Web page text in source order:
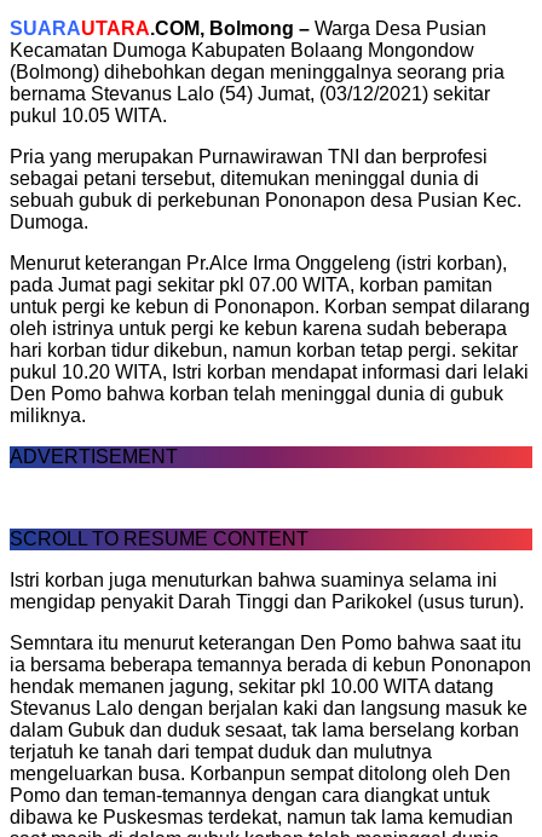
SUARAUTARA.COM, Bolmong – Warga Desa Pusian
Kecamatan Dumoga Kabupaten Bolaang Mongondow
(Bolmong) dihebohkan degan meninggalnya seorang pria
bernama Stevanus Lalo (54) Jumat, (03/12/2021) sekitar
pukul 10.05 WITA.
Pria yang merupakan Purnawirawan TNI dan berprofesi
sebagai petani tersebut, ditemukan meninggal dunia di
sebuah gubuk di perkebunan Pononapon desa Pusian Kec.
Dumoga.
Menurut keterangan Pr.Alce Irma Onggeleng (istri korban),
pada Jumat pagi sekitar pkl 07.00 WITA, korban pamitan
untuk pergi ke kebun di Pononapon. Korban sempat dilarang
oleh istrinya untuk pergi ke kebun karena sudah beberapa
hari korban tidur dikebun, namun korban tetap pergi. sekitar
pukul 10.20 WITA, Istri korban mendapat informasi dari lelaki
Den Pomo bahwa korban telah meninggal dunia di gubuk
miliknya.
ADVERTISEMENT
SCROLL TO RESUME CONTENT
Istri korban juga menuturkan bahwa suaminya selama ini
mengidap penyakit Darah Tinggi dan Parikokel (usus turun).
Semntara itu menurut keterangan Den Pomo bahwa saat itu
ia bersama beberapa temannya berada di kebun Pononapon
hendak memanen jagung, sekitar pkl 10.00 WITA datang
Stevanus Lalo dengan berjalan kaki dan langsung masuk ke
dalam Gubuk dan duduk sesaat, tak lama berselang korban
terjatuh ke tanah dari tempat duduk dan mulutnya
mengeluarkan busa. Korbanpun sempat ditolong oleh Den
Pomo dan teman-temannya dengan cara diangkat untuk
dibawa ke Puskesmas terdekat, namun tak lama kemudian